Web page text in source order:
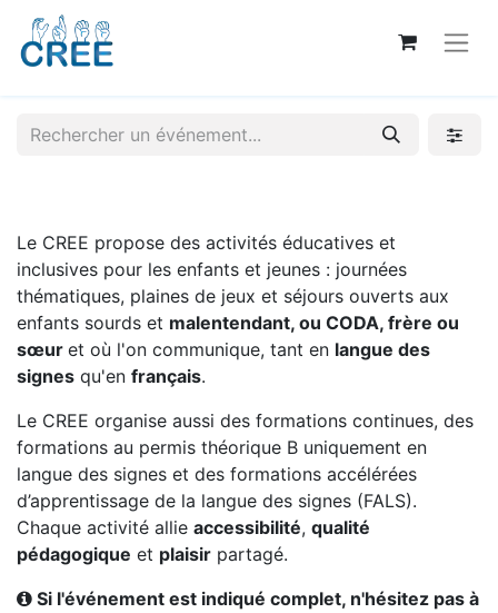
Le CREE propose des activités éducatives et
inclusives pour les enfants et jeunes : journées
thématiques, plaines de jeux et séjours ouverts aux
enfants sourds et malentendant, ou CODA, frère ou
sœur et où l'on communique, tant en langue des
signes qu'en français.
Le CREE organise aussi des formations continues, des
formations au permis théorique B uniquement en
langue des signes et des formations accélérées
d’apprentissage de la langue des signes (FALS).
Chaque activité allie accessibilité, qualité
pédagogique et plaisir partagé.
Si l'événement est indiqué complet, n'hésitez pas à